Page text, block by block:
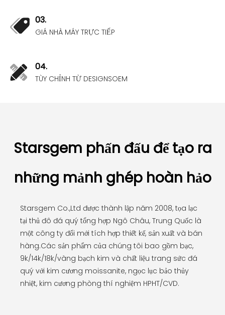
03.
GIÁ NHÀ MÁY TRỰC TIẾP
04.
TÙY CHỈNH TỪ DESIGNSOEM
Starsgem phấn đấu để tạo ra
những mảnh ghép hoàn hảo
Starsgem Co.,Ltd được thành lập năm 2008, tọa lạc
tại thủ đô đá quý tổng hợp Ngô Châu, Trung Quốc là
một công ty đổi mới tích hợp thiết kế, sản xuất và bán
hàng.Các sản phẩm của chúng tôi bao gồm bạc,
9k/14k/18k/vàng bạch kim và chất liệu trang sức đá
quý với kim cương moissanite, ngọc lục bảo thủy
nhiệt, kim cương phòng thí nghiệm HPHT/CVD.